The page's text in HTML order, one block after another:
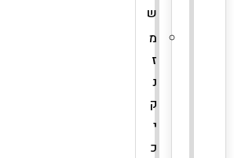
ש
מ
ז
נ
ק
י
כ